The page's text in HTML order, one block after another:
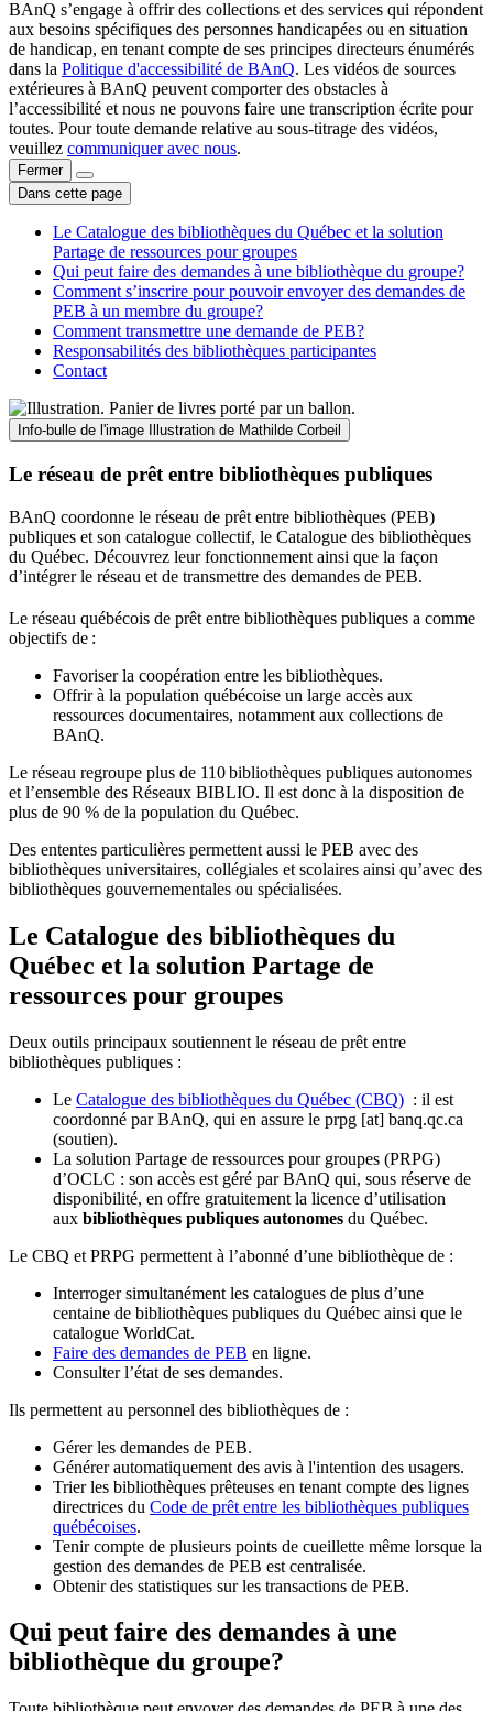
BAnQ s’engage à offrir des collections et des services qui répondent
aux besoins spécifiques des personnes handicapées ou en situation
de handicap, en tenant compte de ses principes directeurs énumérés
dans la Politique d'accessibilité de BAnQ. Les vidéos de sources
extérieures à BAnQ peuvent comporter des obstacles à
l’accessibilité et nous ne pouvons faire une transcription écrite pour
toutes. Pour toute demande relative au sous-titrage des vidéos,
veuillez communiquer avec nous.
Fermer
Dans cette page
Le Catalogue des bibliothèques du Québec et la solution
Partage de ressources pour groupes
Qui peut faire des demandes à une bibliothèque du groupe?
Comment s’inscrire pour pouvoir envoyer des demandes de
PEB à un membre du groupe?
Comment transmettre une demande de PEB?
Responsabilités des bibliothèques participantes
Contact
Info-bulle de l'image Illustration de Mathilde Corbeil
Le réseau de prêt entre bibliothèques publiques
BAnQ coordonne le réseau de prêt entre bibliothèques (PEB)
publiques et son catalogue collectif, le Catalogue des bibliothèques
du Québec. Découvrez leur fonctionnement ainsi que la façon
d’intégrer le réseau et de transmettre des demandes de PEB.
Le réseau québécois de prêt entre bibliothèques publiques a comme
objectifs de :
Favoriser la coopération entre les bibliothèques.
Offrir à la population québécoise un large accès aux
ressources documentaires, notamment aux collections de
BAnQ.
Le réseau regroupe plus de 110bibliothèques publiques autonomes
et l’ensemble des Réseaux BIBLIO. Il est donc à la disposition de
plus de 90 % de la population du Québec.
Des ententes particulières permettent aussi le PEB avec des
bibliothèques universitaires, collégiales et scolaires ainsi qu’avec des
bibliothèques gouvernementales ou spécialisées.
Le Catalogue des bibliothèques du
Québec et la solution Partage de
ressources pour groupes
Deux outils principaux soutiennent le réseau de prêt entre
bibliothèques publiques :
Le Catalogue des bibliothèques du Québec (CBQ) : il est
coordonné par BAnQ, qui en assure le prpg [at] banq.qc.ca
(soutien).
La solution Partage de ressources pour groupes (PRPG)
d’OCLC : son accès est géré par BAnQ qui, sous réserve de
disponibilité, en offre gratuitement la licence d’utilisation
aux bibliothèques publiques autonomes du Québec.
Le CBQ et PRPG permettent à l’abonné d’une bibliothèque de :
Interroger simultanément les catalogues de plus d’une
centaine de bibliothèques publiques du Québec ainsi que le
catalogue WorldCat.
Faire des demandes de PEB en ligne.
Consulter l’état de ses demandes.
Ils permettent au personnel des bibliothèques de :
Gérer les demandes de PEB.
Générer automatiquement des avis à l'intention des usagers.
Trier les bibliothèques prêteuses en tenant compte des lignes
directrices du Code de prêt entre les bibliothèques publiques
québécoises.
Tenir compte de plusieurs points de cueillette même lorsque la
gestion des demandes de PEB est centralisée.
Obtenir des statistiques sur les transactions de PEB.
Qui peut faire des demandes à une
bibliothèque du groupe?